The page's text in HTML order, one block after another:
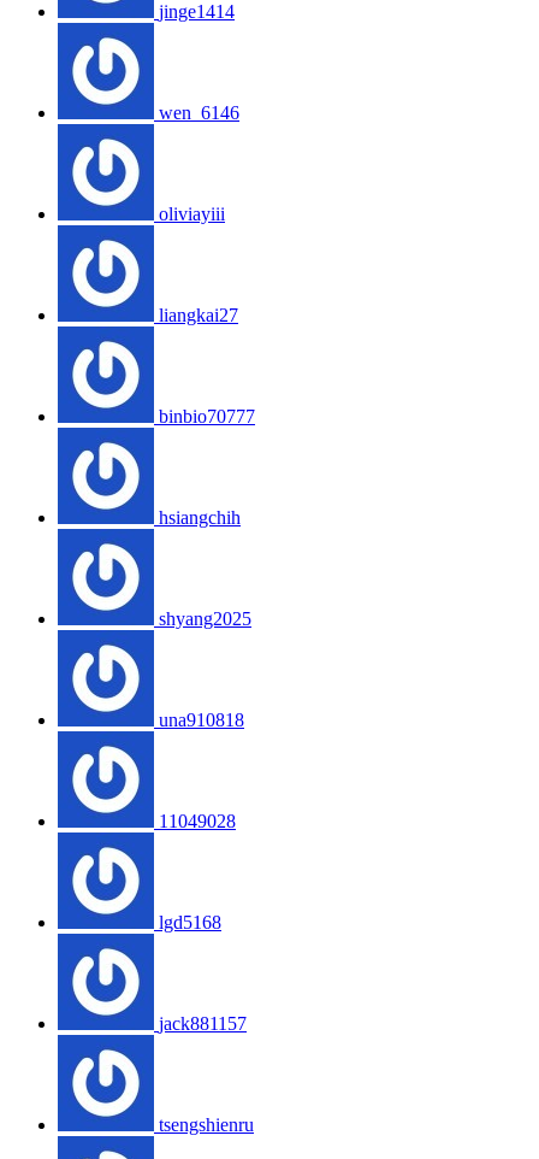
jinge1414
wen_6146
oliviayiii
liangkai27
binbio70777
hsiangchih
shyang2025
una910818
11049028
lgd5168
jack881157
tsengshienru